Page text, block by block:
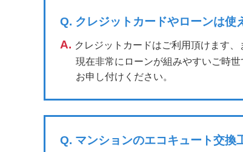
Q. クレジットカードやローンは使
A. クレジットカードはご利用頂けます
現在非常にローンが組みやすいご時
お申し付けください。
Q. マンションのエコキュート交換